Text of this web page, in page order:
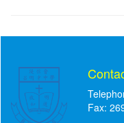
Fax: